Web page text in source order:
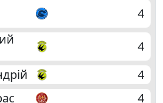
4
4
4
4